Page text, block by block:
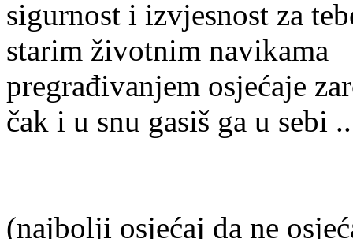
sigurnost i izvjesnost za
starim životnim navikama
pregrađivanjem osjećaje
čak i u snu gasiš ga u sebi
(najbolji osjećaj da ne